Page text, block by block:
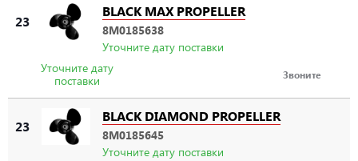
23
BLACK MAX PROPELLER
8M0185638
Уточните дату поставки
Уточните дату
поставки
Звоните
23
BLACK DIAMOND PROPELLER
8M0185645
Уточните дату поставки